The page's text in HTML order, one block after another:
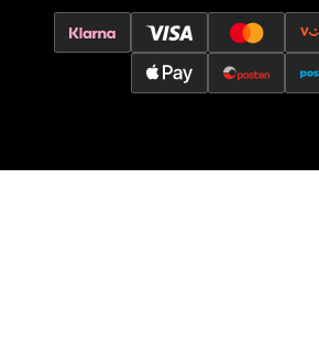
Åpent i dag 10-21
0 i butikk